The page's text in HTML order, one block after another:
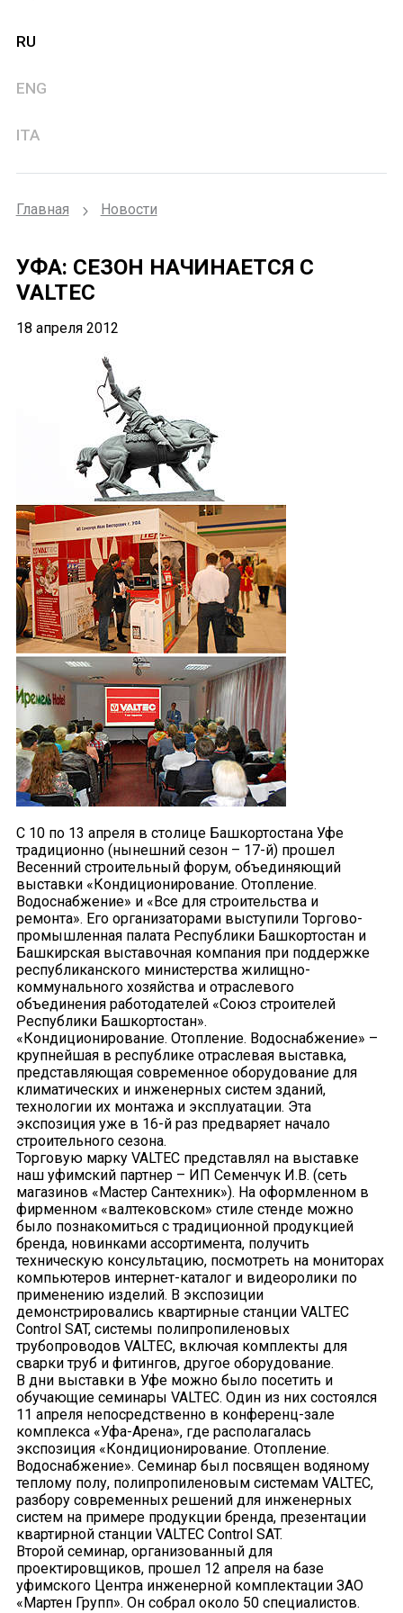
RU
ENG
ITA
Главная Новости
УФА: СЕЗОН НАЧИНАЕТСЯ С
VALTEC
18 апреля 2012
C 10 по 13 апреля в столице Башкортостана Уфе
традиционно (нынешний сезон – 17-й) прошел
Весенний строительный форум, объединяющий
выставки «Кондиционирование. Отопление.
Водоснабжение» и «Все для строительства и
ремонта». Его организаторами выступили Торгово-
промышленная палата Республики Башкортостан и
Башкирская выставочная компания при поддержке
республиканского министерства жилищно-
коммунального хозяйства и отраслевого
объединения работодателей «Союз строителей
Республики Башкортостан».
«Кондиционирование. Отопление. Водоснабжение» –
крупнейшая в республике отраслевая выставка,
представляющая современное оборудование для
климатических и инженерных систем зданий,
технологии их монтажа и эксплуатации. Эта
экспозиция уже в 16-й раз предваряет начало
строительного сезона.
Торговую марку VALTEC представлял на выставке
наш уфимский партнер – ИП Семенчук И.В. (сеть
магазинов «Мастер Сантехник»). На оформленном в
фирменном «валтековском» стиле стенде можно
было познакомиться с традиционной продукцией
бренда, новинками ассортимента, получить
техническую консультацию, посмотреть на мониторах
компьютеров интернет-каталог и видеоролики по
применению изделий. В экспозиции
демонстрировались квартирные станции VALTEC
Control SAT, системы полипропиленовых
трубопроводов VALTEC, включая комплекты для
сварки труб и фитингов, другое оборудование.
В дни выставки в Уфе можно было посетить и
обучающие семинары VALTEC. Один из них состоялся
11 апреля непосредственно в конференц-зале
комплекса «Уфа-Арена», где располагалась
экспозиция «Кондиционирование. Отопление.
Водоснабжение». Семинар был посвящен водяному
теплому полу, полипропиленовым системам VALTEC,
разбору современных решений для инженерных
систем на примере продукции бренда, презентации
квартирной станции VALTEC Control SAT.
Второй семинар, организованный для
проектировщиков, прошел 12 апреля на базе
уфимского Центра инженерной комплектации ЗАО
«Мартен Групп». Он собрал около 50 специалистов.